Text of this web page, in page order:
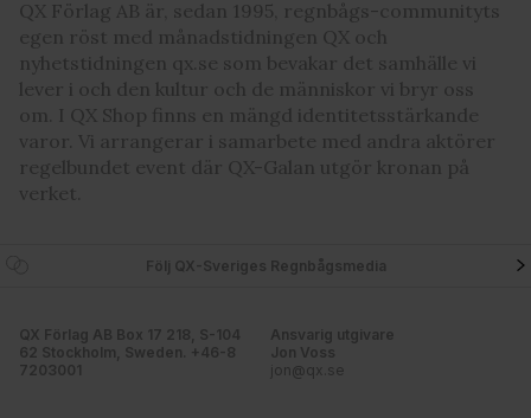
QX Förlag AB är, sedan 1995, regnbågs-communityts
egen röst med månadstidningen QX och
nyhetstidningen qx.se som bevakar det samhälle vi
lever i och den kultur och de människor vi bryr oss
om. I QX Shop finns en mängd identitetsstärkande
varor. Vi arrangerar i samarbete med andra aktörer
regelbundet event där QX-Galan utgör kronan på
verket.
Följ QX-Sveriges Regnbågsmedia
QX Förlag AB Box 17 218, S-104
62 Stockholm, Sweden. +46-8
7203001
Ansvarig utgivare
Jon Voss
jon@qx.se